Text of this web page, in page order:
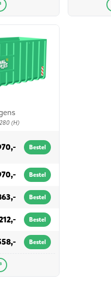
(H)
Bestel
Bestel
Bestel
Bestel
Bestel